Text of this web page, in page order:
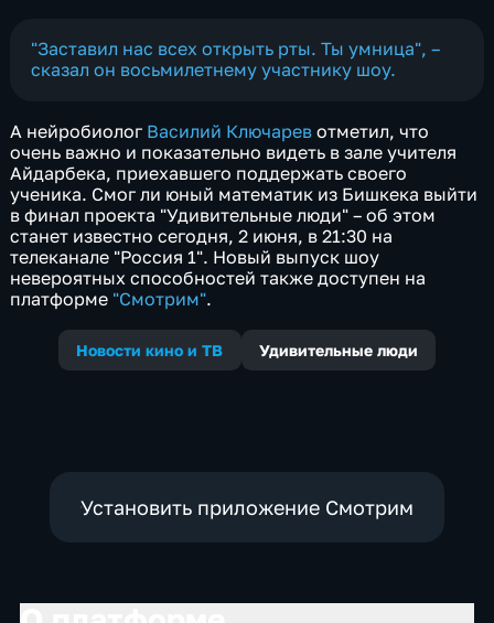
"Заставил нас всех открыть рты. Ты умница", –
сказал он восьмилетнему участнику шоу.
А нейробиолог Василий Ключарев отметил, что
очень важно и показательно видеть в зале учителя
Айдарбека, приехавшего поддержать своего
ученика. Смог ли юный математик из Бишкека выйти
в финал проекта "Удивительные люди" – об этом
станет известно сегодня, 2 июня, в 21:30 на
телеканале "Россия 1". Новый выпуск шоу
невероятных способностей также доступен на
платформе "Смотрим".
Новости кино и ТВ Удивительные люди
Установить приложение Смотрим